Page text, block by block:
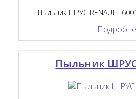
Пыльник ШРУС RENAULT
Пыльник ШРУС